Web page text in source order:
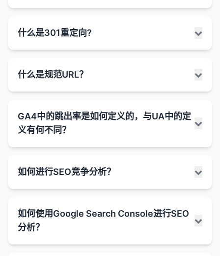
帮助搜索引擎理解内容：结构化数据提供了额外的
容。
获取丰富片段：正确实施结构化数据可以使搜索结
等，提高点击率。
改善搜索可见性：丰富片段可以使搜索结果更加突
支持特殊搜索功能：结构化数据是获取某些特殊特
殊搜索功能的必要条件，如语音搜索结果等。
提高转化率：通过显示更多相关信息（如价格、库
点击率和转化率。
常见的结构化数据类型：
产品（Product）：用于电子商务产品页面，可包
含价格、评分、库存状态等信息。
评论（Review）：用于产品或服务的用户评论，
标题、URL和元描述。这些额外信息通过结构化数据
高点击率。
丰富片段的类型：
显示产品、服务或内容的星级评分（通常是1-5
星）。
产品信息：
显示产品价格、库存状态、品牌等信息。
有助于电子商务网站吸引潜在买家。
显示烹饪时间、难度级别、卡路里含量等。
可能包含准备步骤和配料列表。
事件信息
显示事件日期、时间、地点和票价等信息。
可能包含事件类型和表演者信息。
写，指的是用户在搜索引擎中输入查询后显示的结果
页面。serps是用户与搜索引擎交互的主要界面，也
serps的主要组成部分：
搜索框：用户输入搜索查询的地方，通常位于页面
有机搜索结果 ：
搜索引擎算法认为与用户查询最相关的网页。
通常包含标题、URL、元描述和可能的丰富片
有机搜索结果的排名是SEO的主要目标。
付费搜索结果：
通常标有"广告"或"推广"字样。
位于有机搜索结果之前或旁边。
丰富片段：
什么是301重定向?
永久移动到新位置。当服务器返回301状态码时，它
会告诉浏览器和搜索引擎该资源的新URL，浏览器会
301重定向的作用：
维护用户体验
以确保用户不会看到404错误页面，而是被自动引
保留SEO价值：301重定向告诉搜索引擎将旧URL
的大部分链接权益转移到新URL。
301重定向可以帮助集中集中链接权益并避免重复
内容问题。
网站迁移：在网站迁移或域名更改时，301重定向
什么是规范URL？
网站管理员员指定的首选URL版本。它通过在HTML
头部添加rel="canonical"标签来实现，告诉搜索引擎
解决重复内容问题：
许多网站会自动生成多个包含相同或相似内容的
规范URL帮助搜索引擎识别这些重复内容，并将
它们集中到一个首选URL。
集中链接权益：
GA4中的跳出率是如何定义的，与UA中的定
义有何不同？
同的分析工具中的定义有所不同。这些差异主要源于
不同的跟踪模型。
基于会话的定义
页会话"占总会话数的百分比。
如何进行SEO竞争分析？
势，以便制定更有效的SEO计划的过程。通过分析竞
争对手，你可以发现机会、避免常见错误，并找到超
如何使用Google Search Console进行SEO
分析？